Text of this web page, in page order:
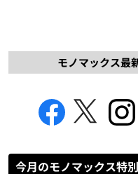
モノマックス最
今月のモノマックス特